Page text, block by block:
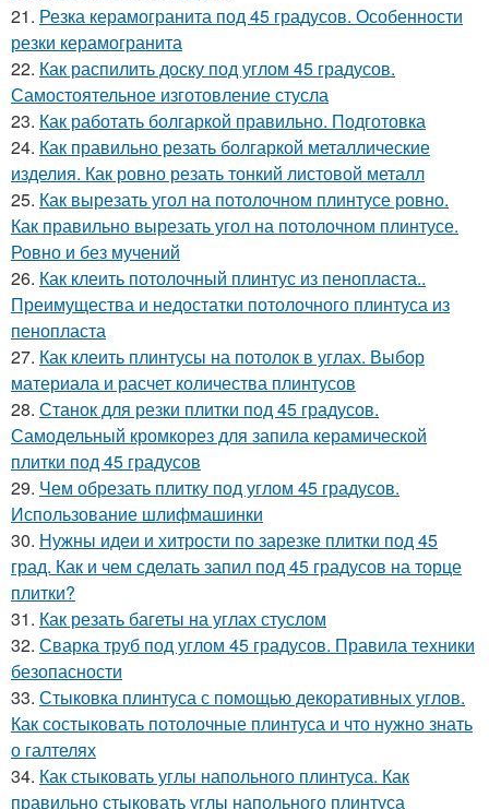
21. Резка керамогранита под 45 градусов. Особенности
резки керамогранита
22. Как распилить доску под углом 45 градусов.
Самостоятельное изготовление стусла
23. Как работать болгаркой правильно. Подготовка
24. Как правильно резать болгаркой металлические
изделия. Как ровно резать тонкий листовой металл
25. Как вырезать угол на потолочном плинтусе ровно.
Как правильно вырезать угол на потолочном плинтусе.
Ровно и без мучений
26. Как клеить потолочный плинтус из пенопласта..
Преимущества и недостатки потолочного плинтуса из
пенопласта
27. Как клеить плинтусы на потолок в углах. Выбор
материала и расчет количества плинтусов
28. Станок для резки плитки под 45 градусов.
Самодельный кромкорез для запила керамической
плитки под 45 градусов
29. Чем обрезать плитку под углом 45 градусов.
Использование шлифмашинки
30. Нужны идеи и хитрости по зарезке плитки под 45
град. Как и чем сделать запил под 45 градусов на торце
плитки?
31. Как резать багеты на углах стуслом
32. Сварка труб под углом 45 градусов. Правила техники
безопасности
33. Стыковка плинтуса с помощью декоративных углов.
Как состыковать потолочные плинтуса и что нужно знать
о галтелях
34. Как стыковать углы напольного плинтуса. Как
правильно стыковать углы напольного плинтуса